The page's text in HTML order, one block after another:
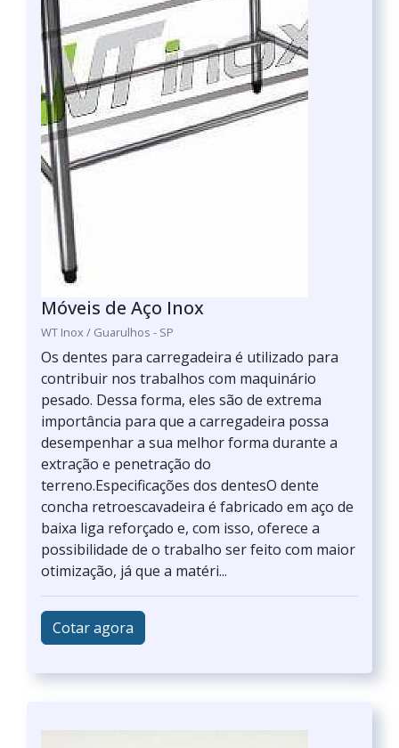
Móveis de Aço Inox
WT Inox / Guarulhos - SP
Os dentes para carregadeira é utilizado para
contribuir nos trabalhos com maquinário
pesado. Dessa forma, eles são de extrema
importância para que a carregadeira possa
desempenhar a sua melhor forma durante a
extração e penetração do
terreno.Especificações dos dentesO dente
concha retroescavadeira é fabricado em aço de
baixa liga reforçado e, com isso, oferece a
possibilidade de o trabalho ser feito com maior
otimização, já que a matéri...
Cotar agora